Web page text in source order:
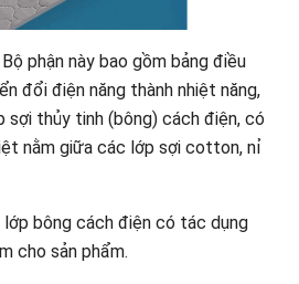
Bộ phận này bao gồm bảng điều
đổi điện năng thành nhiệt năng,
sợi thủy tinh (bông) cách điện, có
nằm giữa các lớp sợi cotton, nỉ
lớp bông cách điện có tác dụng
cho sản phẩm.